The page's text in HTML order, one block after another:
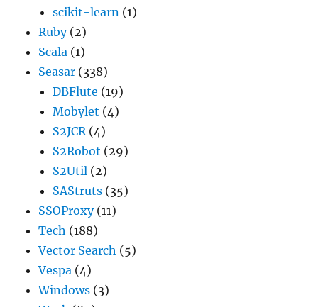
scikit-learn (1)
Ruby(2)
Scala (1)
Seasar (338)
DBFlute (19)
Mobylet (4)
S2JCR(4)
S2Robot (29)
S2Util (2)
SAStruts (35)
SSOProxy(11)
Tech (188)
Vector Search (5)
Vespa (4)
Windows (3)